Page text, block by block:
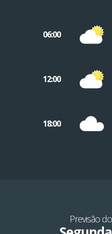
06:00
12:00
18:00
Previsão